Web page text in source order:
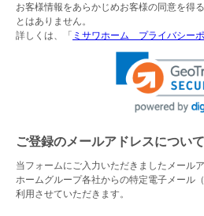
お客様情報をあらかじめお客様の同意を得
とはありません。
詳しくは、「 ミサワホーム プライバシー
ご登録のメールアドレスについて
当フォームにご入力いただきましたメール
ホームグループ各社からの特定電子メール
利用させていただきます。